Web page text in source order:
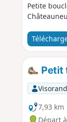
Petite
Petit
7,93 km
Départ